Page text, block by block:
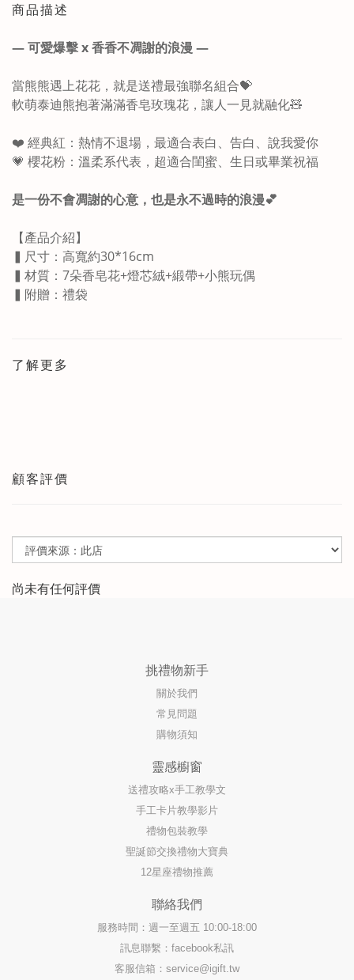
商品描述
— 可愛爆擊 x 香香不凋謝的浪漫 —
當熊熊遇上花花，就是送禮最強聯名組合💝
軟萌泰迪熊抱著滿滿香皂玫瑰花，讓人一見就融化🧸
❤️ 經典紅：熱情不退場，最適合表白、告白、說我愛你
💗 櫻花粉：溫柔系代表，超適合閨蜜、生日或畢業祝福
是一份不會凋謝的心意，也是永不過時的浪漫💕
【產品介紹】
▍尺寸：高寬約30*16cm
▍材質：7朵香皂花+燈芯絨+緞帶+小熊玩偶
▍附贈：禮袋
了解更多
顧客評價
尚未有任何評價
挑禮物新手
關於我們
常見問題
購物須知
靈感櫥窗
送禮攻略x手工教學文
手工卡片教學影片
禮物包裝教學
聖誕節交換禮物大寶典
12星座禮物推薦
聯絡我們
服務時間：週一至週五 10:00-18:00
訊息聯繫：facebook私訊
客服信箱： service@igift.tw